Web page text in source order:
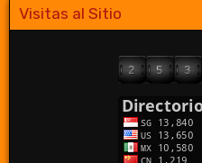
Visitas al Sitio